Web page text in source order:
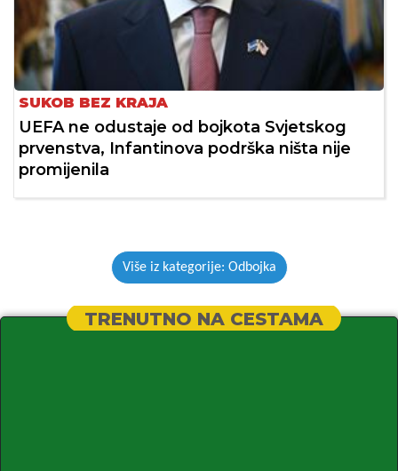
SUKOB BEZ KRAJA
UEFA ne odustaje od bojkota Svjetskog
prvenstva, Infantinova podrška ništa nije
promijenila
Više iz kategorije: Odbojka
TRENUTNO NA CESTAMA